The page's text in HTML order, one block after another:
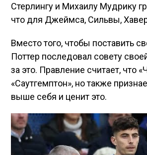
Стерлингу и Михаилу Мудрику
что для Джеймса, Сильвы,
Вместо того, чтобы поставить
Поттер последовал совету
за это. Правление считает, что
«Саутгемптон», но также
выше себя и ценит это.